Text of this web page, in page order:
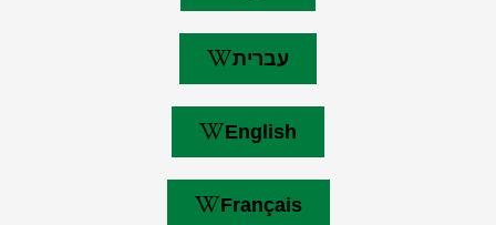
עברית
English
Français